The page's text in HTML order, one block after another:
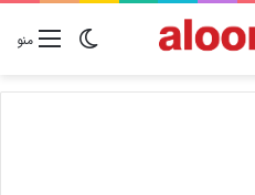
منوتغییر